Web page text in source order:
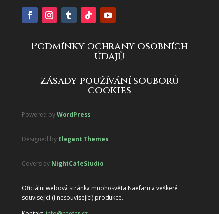
Podmínky ochrany osobních
údajů
zásady používání souborů
cookies
Powered byWordPress
Designed by Elegant Themes
Covers by NightCafeStudio
Oficiální webová stránka mnohosvěta Naefaru a veškeré
související (i nesouvisející) produkce.